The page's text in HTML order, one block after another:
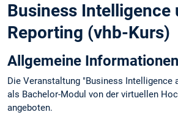
Business Intelligence
Reporting (vhb-Kurs)
Allgemeine
Die Veranstaltung "Business Intelligence
als Bachelor-Modul von der virtuellen
angeboten.